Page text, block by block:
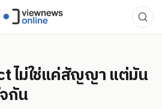
ไม่ใช่แค่สัญญา แต่มัน
กัน